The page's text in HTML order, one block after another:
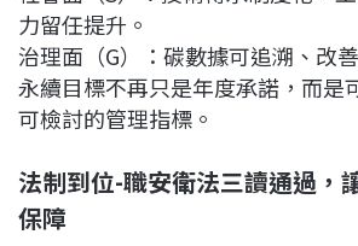
力留任提升。
治理面（G）：碳數據可追溯、改
永續目標不再只是年度承諾，而是
可檢討的管理指標。
法制到位-職安衛法三讀通過，
保障